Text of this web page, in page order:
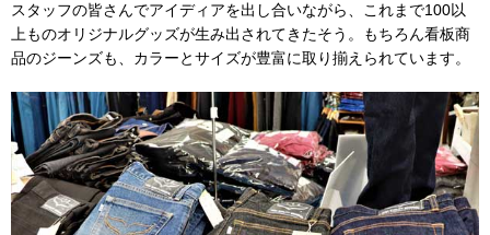
スタッフの皆さんでアイディアを出し合いながら、これまで100以
上ものオリジナルグッズが生み出されてきたそう。もちろん看板商
品のジーンズも、カラーとサイズが豊富に取り揃えられています。